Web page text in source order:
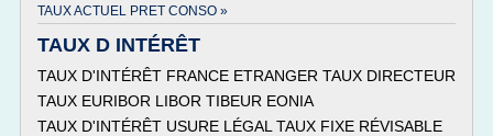
TAUX ACTUEL PRET CONSO »
TAUX D INTÉRÊT
TAUX D'INTÉRÊT FRANCE ETRANGER TAUX DIRECTEUR
TAUX EURIBOR LIBOR TIBEUR EONIA
TAUX D'INTÉRÊT USURE LÉGAL TAUX FIXE RÉVISABLE